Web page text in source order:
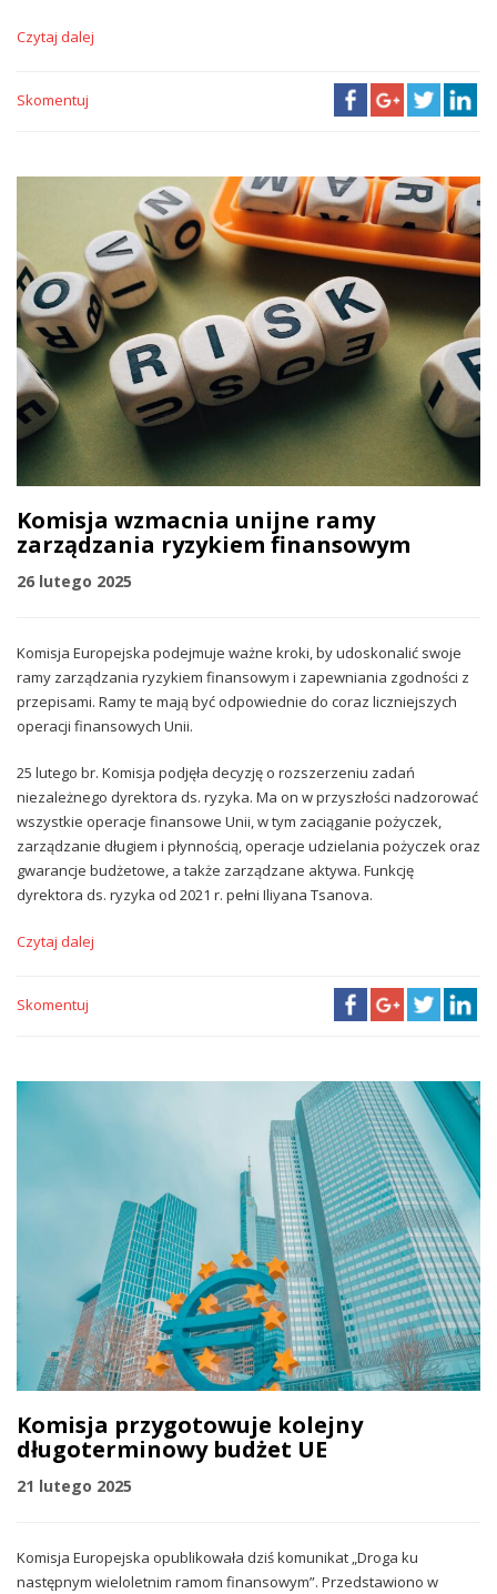
Czytaj dalej
Skomentuj
Komisja wzmacnia unijne ramy
zarządzania ryzykiem finansowym
26 lutego 2025
Komisja Europejska podejmuje ważne kroki, by udoskonalić swoje
ramy zarządzania ryzykiem finansowym i zapewniania zgodności z
przepisami. Ramy te mają być odpowiednie do coraz liczniejszych
operacji finansowych Unii.
25 lutego br. Komisja podjęła decyzję o rozszerzeniu zadań
niezależnego dyrektora ds. ryzyka. Ma on w przyszłości nadzorować
wszystkie operacje finansowe Unii, w tym zaciąganie pożyczek,
zarządzanie długiem i płynnością, operacje udzielania pożyczek oraz
gwarancje budżetowe, a także zarządzane aktywa. Funkcję
dyrektora ds. ryzyka od 2021 r. pełni Iliyana Tsanova.
Czytaj dalej
Skomentuj
Komisja przygotowuje kolejny
długoterminowy budżet UE
21 lutego 2025
Komisja Europejska opublikowała dziś komunikat „Droga ku
następnym wieloletnim ramom finansowym”. Przedstawiono w